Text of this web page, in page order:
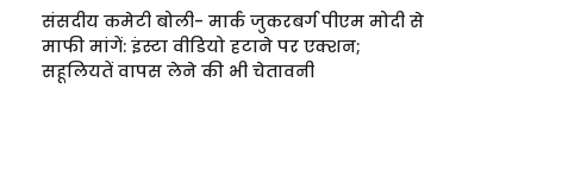
संसदीय कमेटी बोली- मार्क जुकरबर्ग पीएम मोदी से
माफी मांगें: इंस्टा वीडियो हटाने पर एक्शन;
सहूलियतें वापस लेने की भी चेतावनी